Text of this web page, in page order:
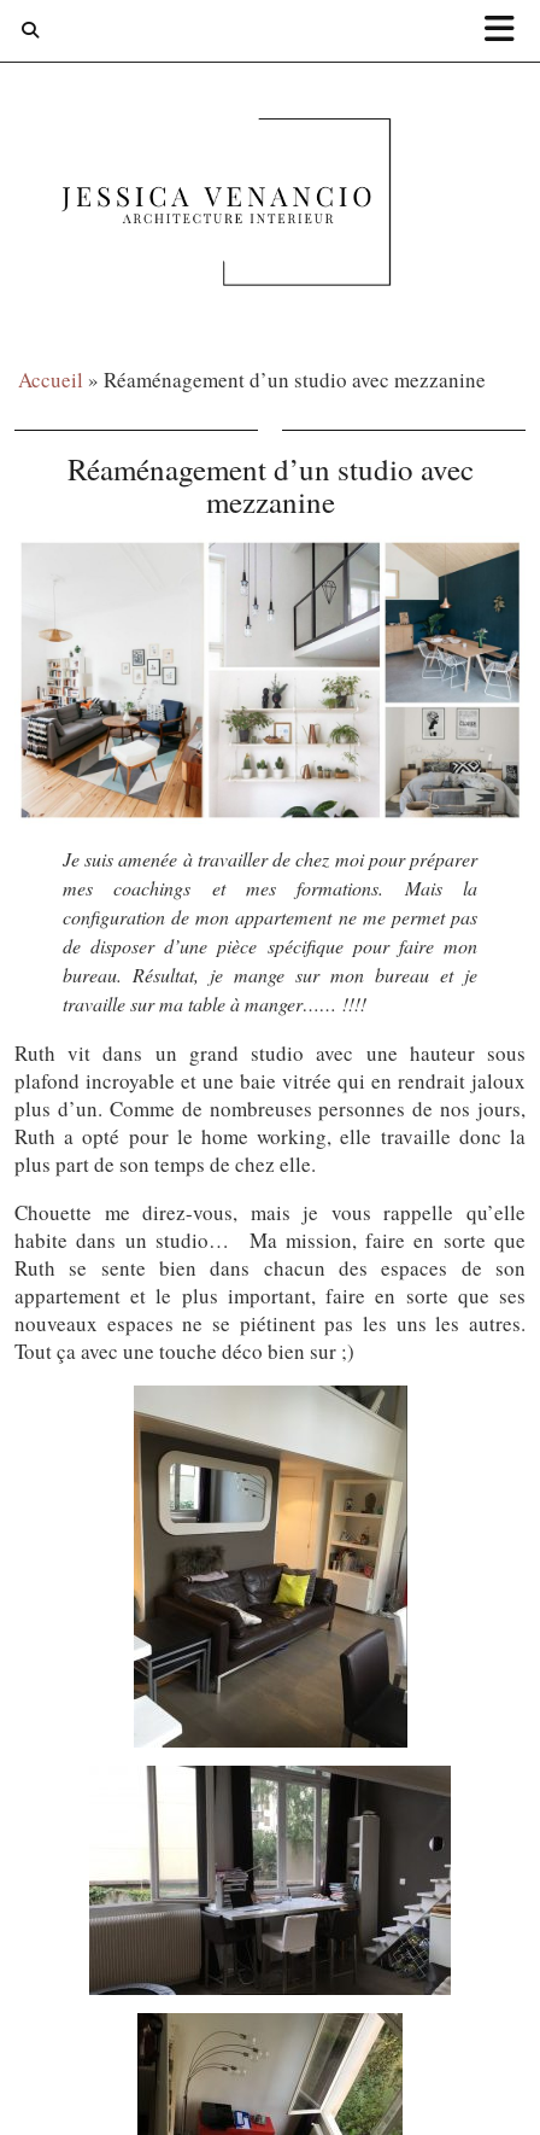
Accueil » Réaménagement d’un studio avec mezzanine
Réaménagement d’un studio avec
mezzanine
Je suis amenée à travailler de chez moi pour préparer
mes coachings et mes formations. Mais la
configuration de mon appartement ne me permet pas
de disposer d’une pièce spécifique pour faire mon
bureau. Résultat, je mange sur mon bureau et je
travaille sur ma table à manger…… !!!!
Ruth vit dans un grand studio avec une hauteur sous
plafond incroyable et une baie vitrée qui en rendrait jaloux
plus d’un. Comme de nombreuses personnes de nos jours,
Ruth a opté pour le home working, elle travaille donc la
plus part de son temps de chez elle.
Chouette me direz-vous, mais je vous rappelle qu’elle
habite dans un studio… Ma mission, faire en sorte que
Ruth se sente bien dans chacun des espaces de son
appartement et le plus important, faire en sorte que ses
nouveaux espaces ne se piétinent pas les uns les autres.
Tout ça avec une touche déco bien sur ;)